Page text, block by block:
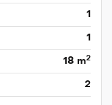
1
1
18 m2
2